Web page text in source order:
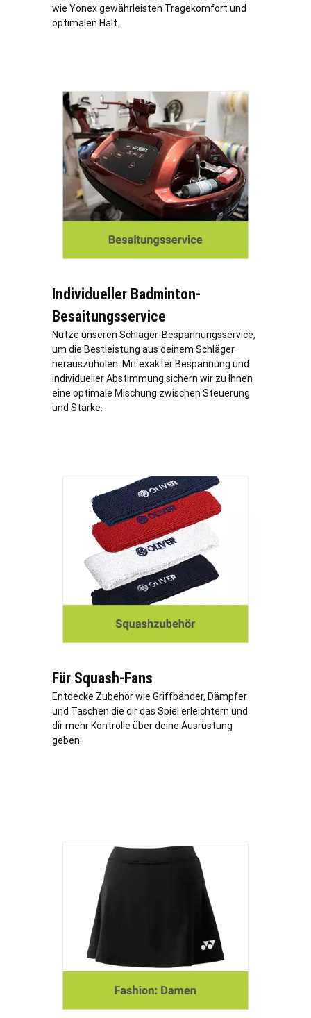
wie Yonex gewährleisten Tragekomfort und
optimalen Halt.
Individueller Badminton-
Besaitungsservice
Nutze unseren Schläger-Bespannungsservice,
um die Bestleistung aus deinem Schläger
herauszuholen. Mit exakter Bespannung und
individueller Abstimmung sichern wir zu Ihnen
eine optimale Mischung zwischen Steuerung
und Stärke.
Für Squash-Fans
Entdecke Zubehör wie Griffbänder, Dämpfer
und Taschen die dir das Spiel erleichtern und
dir mehr Kontrolle über deine Ausrüstung
geben.